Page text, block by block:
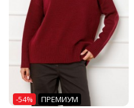
-54% ПРЕМИУМ